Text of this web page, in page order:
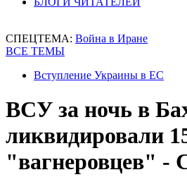
СПЕЦТЕМА: Война в Иране
ВСЕ ТЕМЫ
Вступление Украины в ЕС
ВСУ за ночь в
ликвидировали
"вагнеровцев"